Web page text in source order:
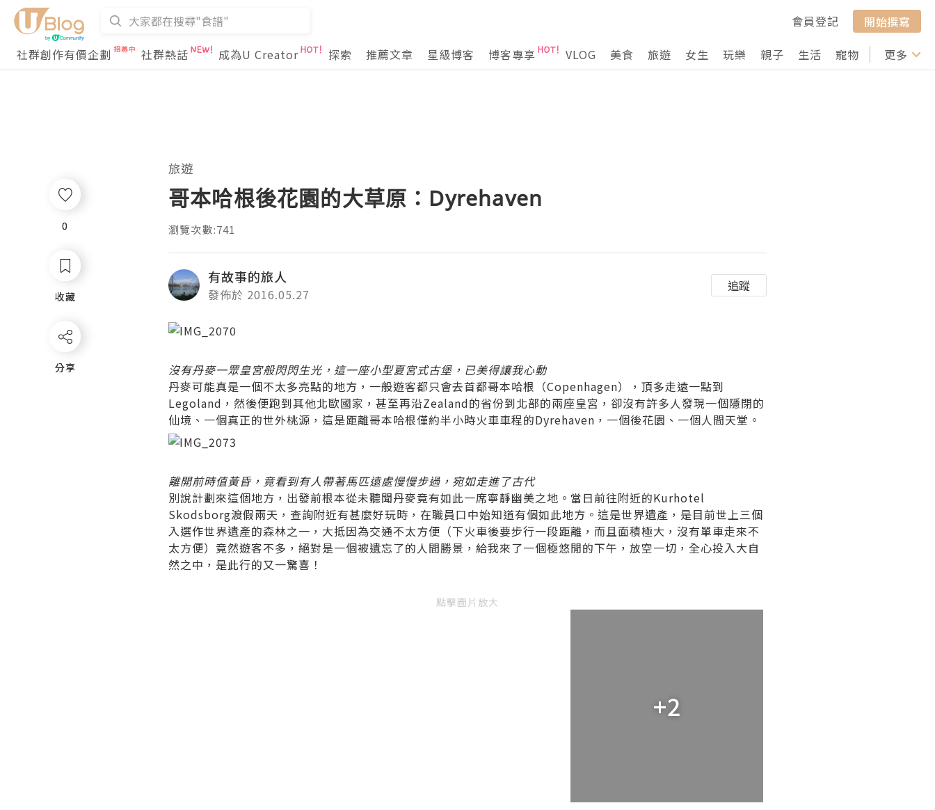
會員登記
開始撰寫
社群創作有價企劃
社群熱話 成為U Creator 探索 推薦文章 星級博客 博客專享 VLOG 美食 旅遊 女生 玩樂 親子 生活 寵物 行山 打卡
更多
0
收藏
分享
旅遊
哥本哈根後花園的大草原：Dyrehaven
瀏覽次數:741
有故事的旅人
發佈於 2016.05.27
追蹤
沒有丹麥一眾皇宮般閃閃生光，這一座小型夏宮式古堡，已美得讓我心動
丹麥可能真是一個不太多亮點的地方，一般遊客都只會去首都哥本哈根（Copenhagen），頂多走遠一點到
Legoland，然後便跑到其他北歐國家，甚至再沿Zealand的省份到北部的兩座皇宮，卻沒有許多人發現一個隱閉的
仙境、一個真正的世外桃源，這是距離哥本哈根僅約半小時火車車程的Dyrehaven，一個後花園、一個人間天堂。
離開前時值黃昏，竟看到有人帶著馬匹遠處慢慢步過，宛如走進了古代
別說計劃來這個地方，出發前根本從未聽聞丹麥竟有如此一席寧靜幽美之地。當日前往附近的Kurhotel
Skodsborg渡假兩天，查詢附近有甚麼好玩時，在職員口中始知道有個如此地方。這是世界遺產，是目前世上三個
入選作世界遺產的森林之一，大抵因為交通不太方便（下火車後要步行一段距離，而且面積極大，沒有單車走來不
太方便）竟然遊客不多，絕對是一個被遺忘了的人間勝景，給我來了一個極悠閒的下午，放空一切，全心投入大自
然之中，是此行的又一驚喜！
點擊圖片放大
+2
0
收藏
分享